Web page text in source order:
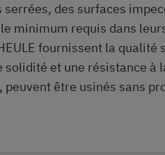
serrées, des surfaces
minimum requis dans
fournissent la
solidité et une résistance à
être usinés sans